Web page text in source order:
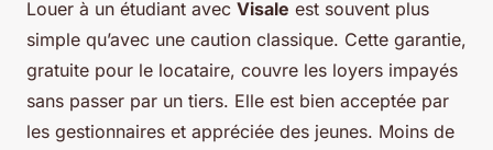
Louer à un étudiant avec Visale est souvent plus
simple qu’avec une caution classique. Cette garantie,
gratuite pour le locataire, couvre les loyers impayés
sans passer par un tiers. Elle est bien acceptée par
les gestionnaires et appréciée des jeunes. Moins de